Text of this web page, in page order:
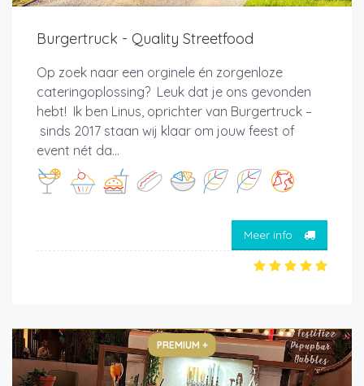
Burgertruck - Quality Streetfood
Op zoek naar een orginele én zorgenloze
cateringoplossing? Leuk dat je ons gevonden
hebt! Ik ben Linus, oprichter van Burgertruck –
sinds 2017 staan wij klaar om jouw feest of
event nét da...
Meer info
PREMIUM +